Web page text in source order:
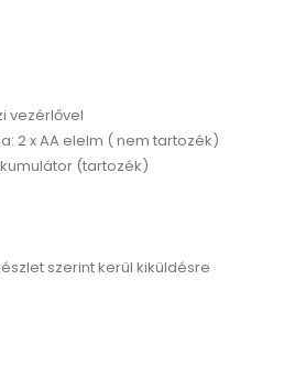
vezérlővel
2 x AA elelm ( nem tartozék)
(tartozék)
szerint kerül kiküldésre